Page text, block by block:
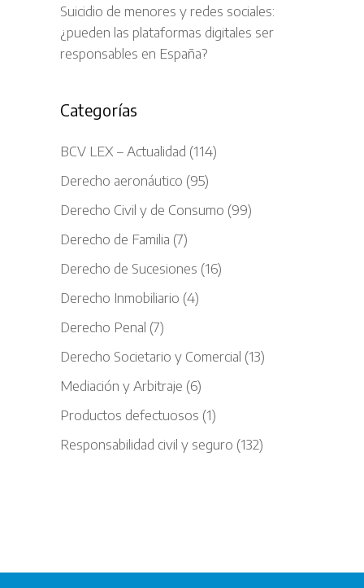
Suicidio de menores y redes sociales:
¿pueden las plataformas digitales ser
responsables en España?
Categorías
BCV LEX – Actualidad (114)
Derecho aeronáutico (95)
Derecho Civil y de Consumo (99)
Derecho de Familia (7)
Derecho de Sucesiones (16)
Derecho Inmobiliario (4)
Derecho Penal (7)
Derecho Societario y Comercial (13)
Mediación y Arbitraje (6)
Productos defectuosos (1)
Responsabilidad civil y seguro (132)